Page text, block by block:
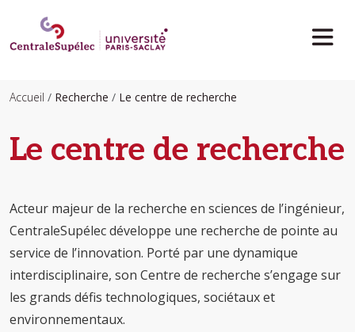
Accueil Recherche Le centre de recherche
Le centre de recherche
Acteur majeur de la recherche en sciences de l’ingénieur,
CentraleSupélec développe une recherche de pointe au
service de l’innovation. Porté par une dynamique
interdisciplinaire, son Centre de recherche s’engage sur
les grands défis technologiques, sociétaux et
environnementaux.